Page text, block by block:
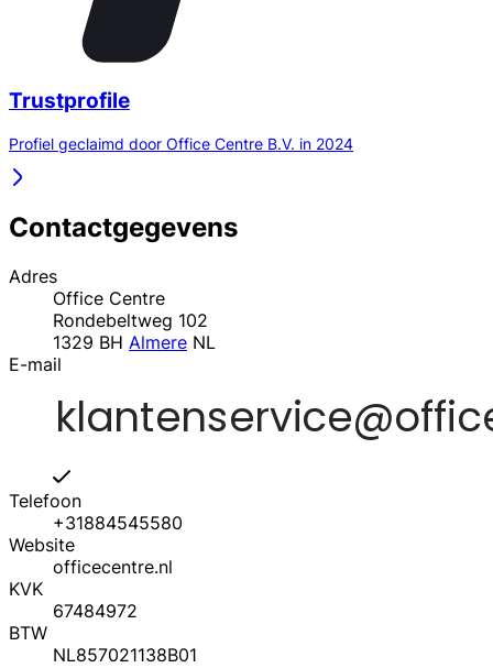
Trustprofile
Profiel geclaimd door Office Centre B.V. in 2024
Contactgegevens
Adres
Office Centre
Rondebeltweg 102
1329 BH Almere NL
E-mail
Telefoon
+31884545580
Website
officecentre.nl
KVK
67484972
BTW
NL857021138B01